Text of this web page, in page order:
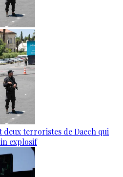
terroristes de Daech qui
explosif